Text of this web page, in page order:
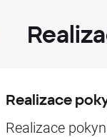
Realizace
Realizace